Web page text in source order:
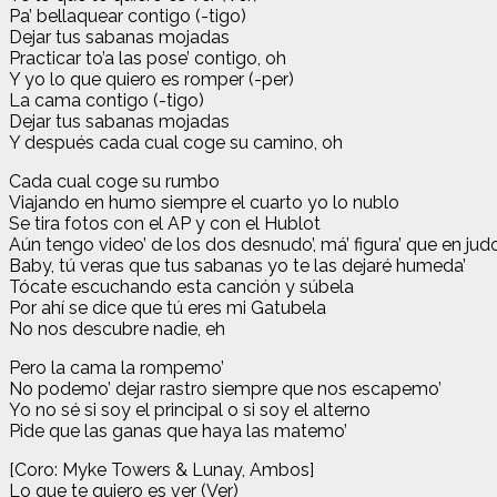
Pa’ bellaquear contigo (-tigo)
Dejar tus sabanas mojadas
Practicar to’a las pose’ contigo, oh
Y yo lo que quiero es romper (-per)
La cama contigo (-tigo)
Dejar tus sabanas mojadas
Y después cada cual coge su camino, oh
Cada cual coge su rumbo
Viajando en humo siempre el cuarto yo lo nublo
Se tira fotos con el AP y con el Hublot
Aún tengo video’ de los dos desnudo’, má’ figura’ que en
Baby, tú veras que tus sabanas yo te las dejaré humeda’
Tócate escuchando esta canción y súbela
Por ahí se dice que tú eres mi Gatubela
No nos descubre nadie, eh
Pero la cama la rompemo’
No podemo’ dejar rastro siempre que nos escapemo’
Yo no sé si soy el principal o si soy el alterno
Pide que las ganas que haya las matemo’
[Coro: Myke Towers & Lunay, Ambos]
Lo que te quiero es ver (Ver)